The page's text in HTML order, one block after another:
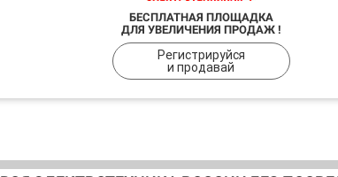
БЕСПЛАТНАЯ ПЛОЩАДКА
ДЛЯ УВЕЛИЧЕНИЯ ПРОДАЖ !
Регистрируйся
и продавай